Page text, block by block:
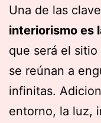
Una de las
interiorismo es
que será el
se reúnan a
infinitas.
entorno, la luz,